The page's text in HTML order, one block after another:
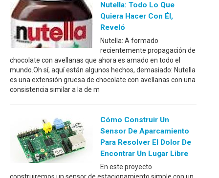
Nutella: Todo Lo Que
Quiera Hacer Con Él,
Reveló
Nutella: A formado
recientemente propagación de
chocolate con avellanas que ahora es amado en todo el
mundo.Oh sí, aquí están algunos hechos, demasiado: Nutella
es una extensión gruesa de chocolate con avellanas con una
consistencia similar a la de m
Cómo Construir Un
Sensor De Aparcamiento
Para Resolver El Dolor De
Encontrar Un Lugar Libre
En este proyecto